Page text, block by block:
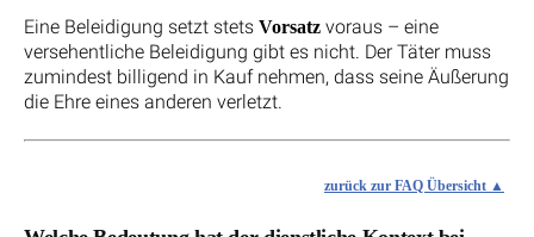
Eine Beleidigung setzt stets Vorsatz voraus – eine
versehentliche Beleidigung gibt es nicht. Der Täter muss
zumindest billigend in Kauf nehmen, dass seine Äußerung
die Ehre eines anderen verletzt.
zurück zur FAQ Übersicht